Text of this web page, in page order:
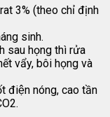
3% (theo chỉ định
sinh.
sau họng thì rửa
vẩy, bôi họng và
điện nóng, cao tần